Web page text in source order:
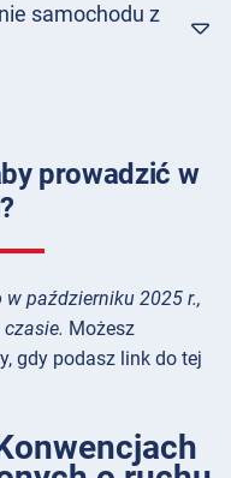
samochodu z
prowadzić w
październiku 2025 r.,
Możesz
gdy podasz link do tej